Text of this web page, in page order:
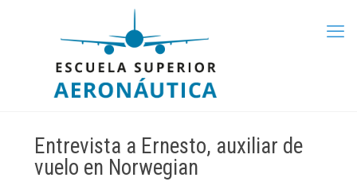
Entrevista a Ernesto, auxiliar de
vuelo en Norwegian